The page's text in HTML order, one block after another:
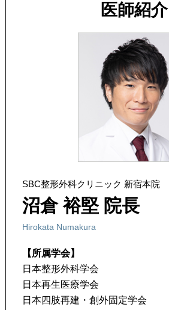
医師紹介
SBC整形外科クリニック 新宿本院
沼倉 裕堅 院長
Hirokata Numakura
【所属学会】
日本整形外科学会
日本再生医療学会
日本四肢再建・創外固定学会